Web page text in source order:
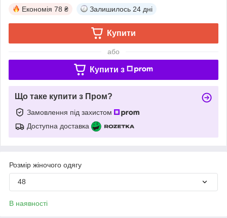
Економія 78 ₴ Залишилось 24 дні
Купити
або
Купити з
Що таке купити з Пром?
Замовлення під захистом
Доступна доставка
Розмір жіночого одягу
48
В наявності